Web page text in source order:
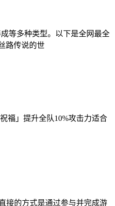
等多种类型。以下是全网最全
路传说的世
福」提升全队10%攻击力适合
接的方式是通过参与并完成游